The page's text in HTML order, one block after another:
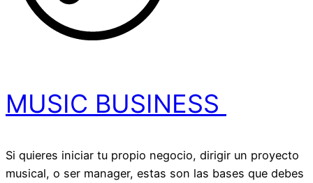
MUSIC BUSINESS ​
Si quieres iniciar tu propio negocio, dirigir un proyecto
musical, o ser manager, estas son las bases que debes